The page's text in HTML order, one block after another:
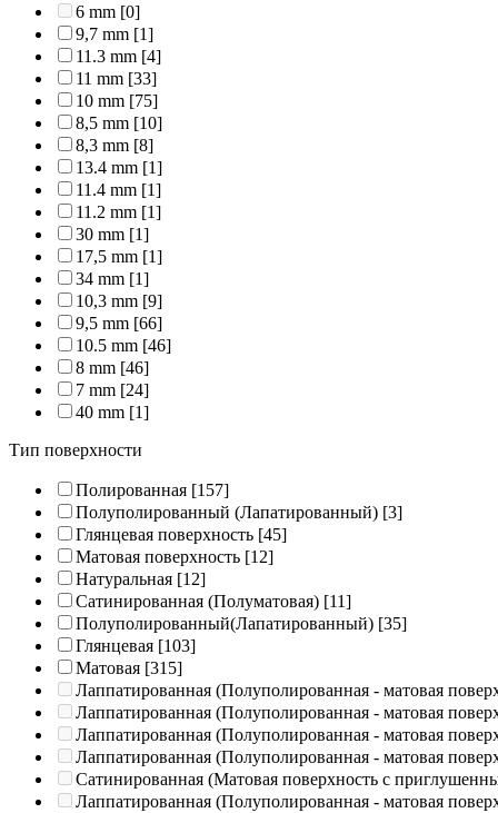
6 mm [0]
9,7 mm [1]
11.3 mm [4]
11 mm [33]
10 mm [75]
8,5 mm [10]
8,3 mm [8]
13.4 mm [1]
11.4 mm [1]
11.2 mm [1]
30 mm [1]
17,5 mm [1]
34 mm [1]
10,3 mm [9]
9,5 mm [66]
10.5 mm [46]
8 mm [46]
7 mm [24]
40 mm [1]
Тип поверхности
Полированная [157]
Полуполированный (Лапатированный) [3]
Глянцевая поверхность [45]
Матовая поверхность [12]
Натуральная [12]
Сатинированная (Полуматовая) [11]
Полуполированный(Лапатированный) [35]
Глянцевая [103]
Матовая [315]
Лаппатированная (Полуполированная - матовая
Лаппатированная (Полуполированная - матовая
Лаппатированная (Полуполированная - матовая
Лаппатированная (Полуполированная - матовая
Сатинированная (Матовая поверхность с
Лаппатированная (Полуполированная - матовая